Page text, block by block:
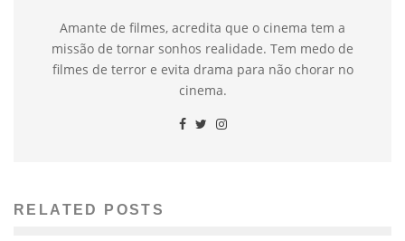
Amante de filmes, acredita que o cinema tem a
missão de tornar sonhos realidade. Tem medo de
filmes de terror e evita drama para não chorar no
cinema.
RELATED POSTS